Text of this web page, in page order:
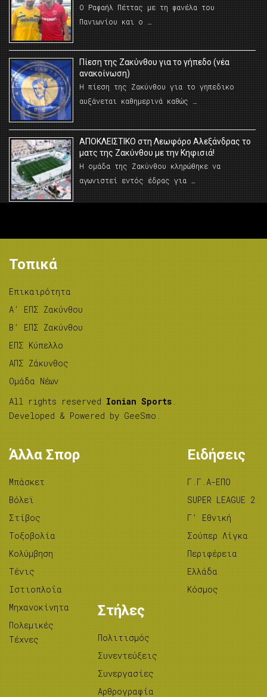
Ο Ραφαήλ Πέττας με τη φανέλα του
Πανιωνίου και ο …
Πίεση της Ζακύνθου για το γήπεδο (νέα
ανακοίνωση)
Η πίεση της Ζακύνθου για το γηπεδικο
αυξάνεται καθημερινά καθώς …
AΠΟΚΛΕΙΣΤΙΚΟ στη Λεωφόρο Αλεξάνδρας το
ματς της Ζακύνθου με την Κηφισιά!
Η ομάδα της Ζακύνθου κληρώθηκε να
αγωνιστεί εντός έδρας για …
Τοπικά
Επικαιρότητα
A’ ΕΠΣ Ζακύνθου
B’ ΕΠΣ Ζακύνθου
ΕΠΣ Κύπελλο
ΑΠΣ Ζάκυνθος
Ομάδα Νέων
All rights reserved Ionian Sports .
Developed & Powered by GeeSmo .
Άλλα Σπορ
Μπάσκετ
Βόλεϊ
Στίβος
Tοξοβολία
Κολύμβηση
Τένις
Ιστιοπλοΐα
Μηχανοκίνητα
Πολεμικές
Τέχνες
Ειδήσεις
Γ.Γ.Α-ΕΠΟ
SUPER LEAGUE 2
Γ’ Εθνική
Σούπερ Λίγκα
Περιφέρεια
Ελλάδα
Κόσμος
Στήλες
Πολιτισμός
Συνεντεύξεις
Συνεργασίες
Αρθρογραφία